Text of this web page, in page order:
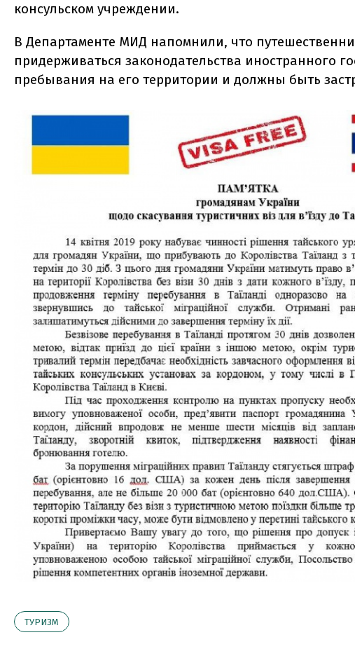
консульском учреждении.
В Департаменте МИД напомнили, что
придерживаться законодательства иностранного
пребывания на его территории и должны быть
ТУРИЗМ